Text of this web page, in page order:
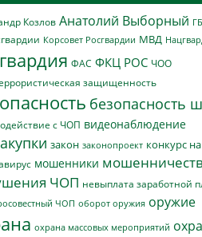
Козлов Анатолий Выборный
Корсовет Росгвардии МВД
ФАС ФКЦ РОС ЧОО
защищенность
безопасность
с ЧОП видеонаблюдение
закон законопроект конкурс
мошенники
ЧОП невыплата заработной
ЧОП оборот оружия оружие
охрана массовых мероприятий